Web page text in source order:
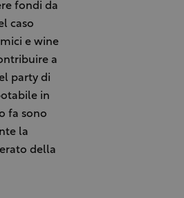
fondi da
caso
e wine
a
party di
in
fa sono
la
della